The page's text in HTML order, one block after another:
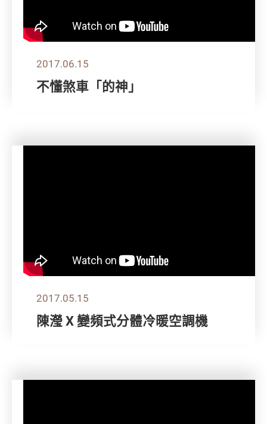
2017.06.15
不懂煞車「的神」
2017.05.15
陳瀅 X 變頻式分體冷暖空調機